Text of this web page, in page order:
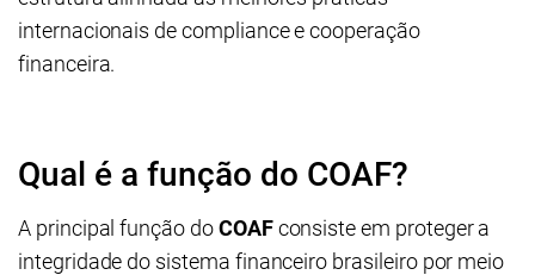
internacionais de compliance e cooperação
financeira.
Qual é a função do COAF?
A principal função doCOAFconsiste em proteger a
integridade do sistema financeiro brasileiro por meio